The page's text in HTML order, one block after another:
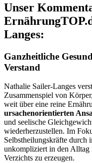
Unser
Langes:
Ganzheitliche
Verstand
Nathalie Sailer-Langes
Zusammenspiel von
weit über eine reine
ursachenorientierten
und seelische
wiederherzustellen. Im
Selbstheilungskräfte durch
unkompliziert in den Alltag
Verzichts zu erzeugen.